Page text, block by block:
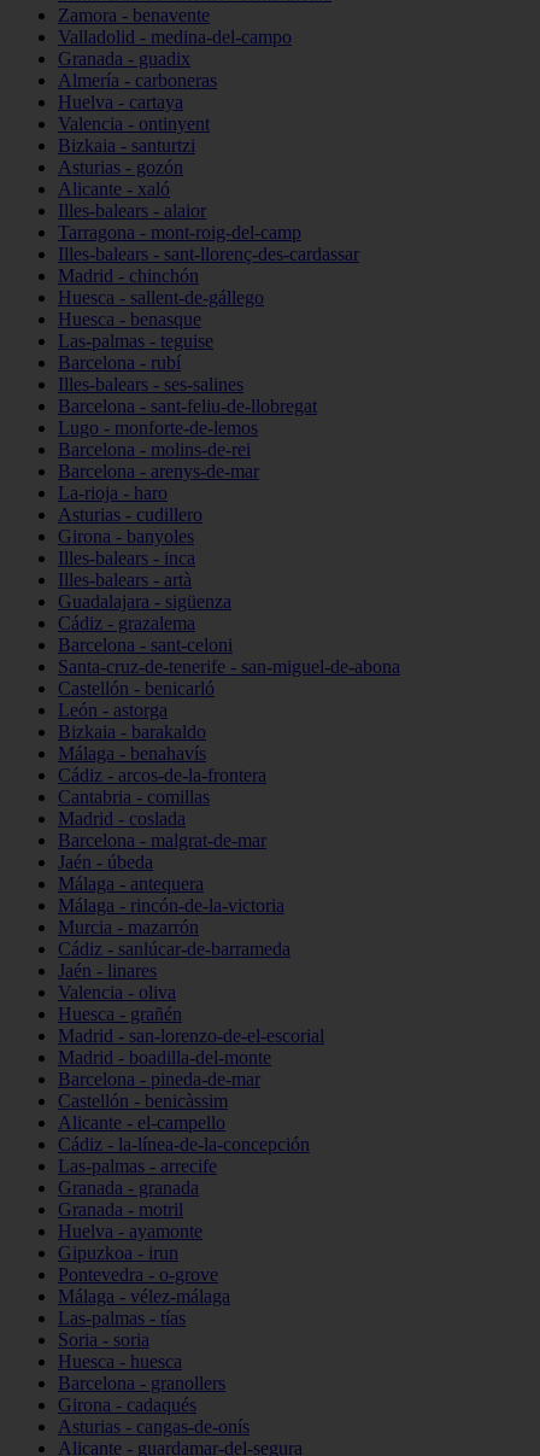
Zamora - benavente
Valladolid - medina-del-campo
Granada - guadix
Almería - carboneras
Huelva - cartaya
Valencia - ontinyent
Bizkaia - santurtzi
Asturias - gozón
Alicante - xaló
Illes-balears - alaior
Tarragona - mont-roig-del-camp
Illes-balears - sant-llorenç-des-cardassar
Madrid - chinchón
Huesca - sallent-de-gállego
Huesca - benasque
Las-palmas - teguise
Barcelona - rubí
Illes-balears - ses-salines
Barcelona - sant-feliu-de-llobregat
Lugo - monforte-de-lemos
Barcelona - molins-de-rei
Barcelona - arenys-de-mar
La-rioja - haro
Asturias - cudillero
Girona - banyoles
Illes-balears - inca
Illes-balears - artà
Guadalajara - sigüenza
Cádiz - grazalema
Barcelona - sant-celoni
Santa-cruz-de-tenerife - san-miguel-de-abona
Castellón - benicarló
León - astorga
Bizkaia - barakaldo
Málaga - benahavís
Cádiz - arcos-de-la-frontera
Cantabria - comillas
Madrid - coslada
Barcelona - malgrat-de-mar
Jaén - úbeda
Málaga - antequera
Málaga - rincón-de-la-victoria
Murcia - mazarrón
Cádiz - sanlúcar-de-barrameda
Jaén - linares
Valencia - oliva
Huesca - grañén
Madrid - san-lorenzo-de-el-escorial
Madrid - boadilla-del-monte
Barcelona - pineda-de-mar
Castellón - benicàssim
Alicante - el-campello
Cádiz - la-línea-de-la-concepción
Las-palmas - arrecife
Granada - granada
Granada - motril
Huelva - ayamonte
Gipuzkoa - irun
Pontevedra - o-grove
Málaga - vélez-málaga
Las-palmas - tías
Soria - soria
Huesca - huesca
Barcelona - granollers
Girona - cadaqués
Asturias - cangas-de-onís
Alicante - guardamar-del-segura